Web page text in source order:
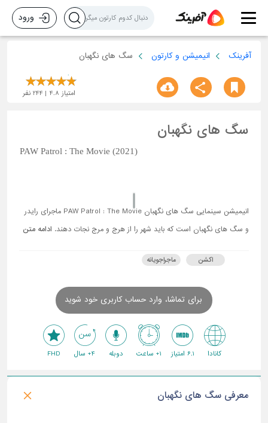
ورود
آفرینک انیمیشن و کارتون سگ های نگهبان
امتیاز 4.8
244 نفر
سگ های نگهبان
PAW Patrol : The Movie (2021)
انیمیشن سینمایی سگ های نگهبان PAW Patrol : The Movie ماجرای رایدر
و سگ های نگهبان است که باید شهر را از هرج و مرج نجات دهند. ادامه متن
اکشن ماجراجویانه
برای تماشا، وارد حساب کاربری خود شوید
کانادا 6.1 امتیاز 1+ ساعت دوبله 4+ سال FHD
معرفی سگ های نگهبان